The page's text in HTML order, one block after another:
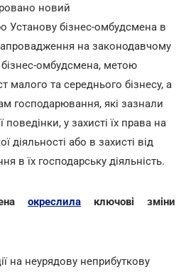
новий
Установу бізнес-омбудсмена в
на законодавчому
бізнес-омбудсмена, метою
малого та середнього бізнесу, а
господарювання, які зазнали
у захисті їх права на
діяльності або в захисті від
в їх господарську діяльність.
окреслила ключові зміни
на неурядову неприбуткову